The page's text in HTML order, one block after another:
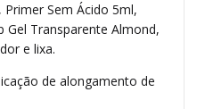
Sem Ácido 5ml,
Gel Transparente Almond,
e lixa.
de alongamento de